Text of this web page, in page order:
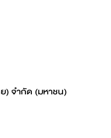
) จำกัด (มหาชน)